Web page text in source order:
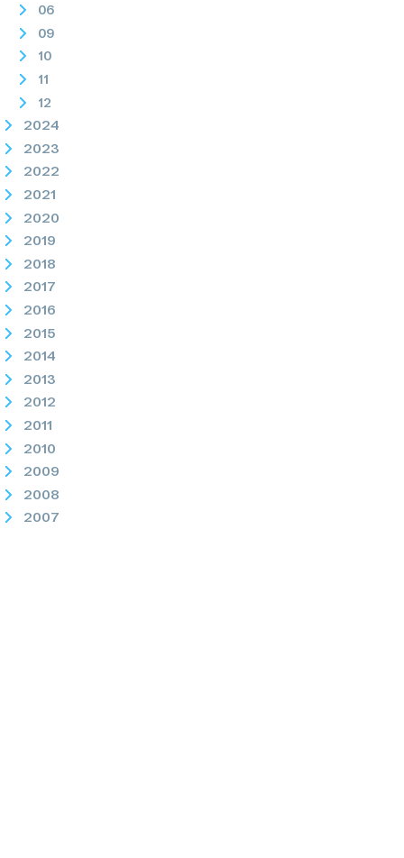
06
09
10
11
12
2024
2023
2022
2021
2020
2019
2018
2017
2016
2015
2014
2013
2012
2011
2010
2009
2008
2007